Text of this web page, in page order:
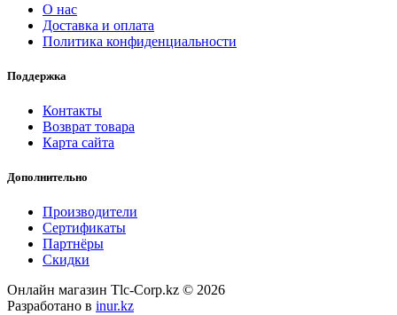
О нас
Доставка и оплата
Политика конфиденциальности
Поддержка
Контакты
Возврат товара
Карта сайта
Дополнительно
Производители
Сертификаты
Партнёры
Скидки
Онлайн магазин Tlc-Corp.kz © 2026
Разработано в inur.kz